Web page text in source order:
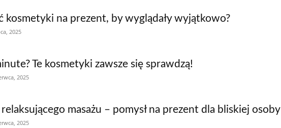
kosmetyki na prezent, by wyglądały wyjątkowo?
2025
Te kosmetyki zawsze się sprawdzą!
2025
masażu – pomysł na prezent dla bliskiej osoby
2025